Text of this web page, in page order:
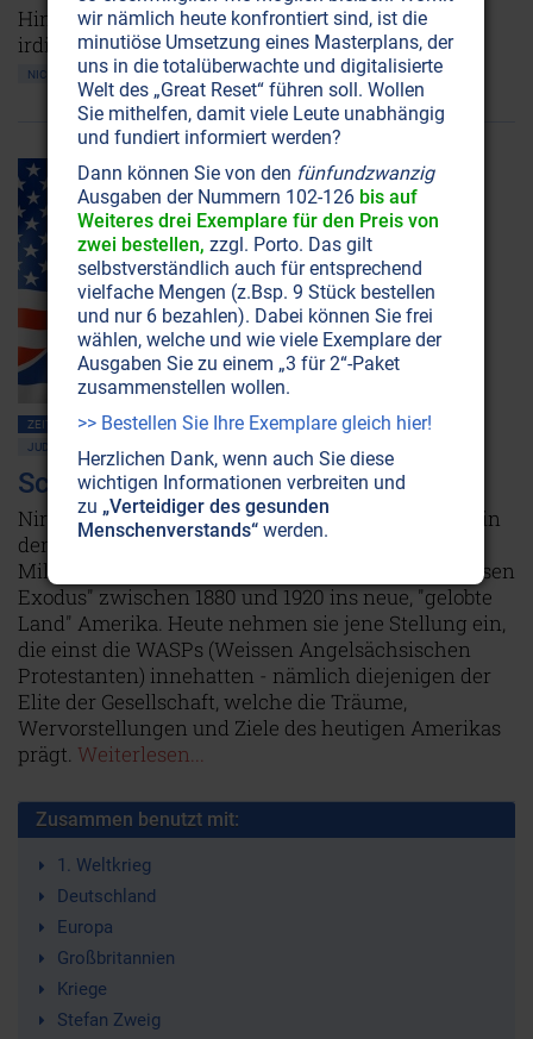
Himmlische Armeen sollen immer wieder in
irdische Kriege eingegriffen haben.
NICHT ONLINE VERFÜGBAR AUSGABE BESTELLEN
ZEITENSCHRIFT NR. 25, S.42 AMERIKA
GESELLSCHAFT ALLGEMEIN
JUDENTUM
Schalom, freies Amerika!
Nirgendwo auf der Welt leben so viele Juden wie in
der USA: nämlich 5.8 Millionen - gegenüber 4.6
Millionen in Israel. Die meisten kamen beim "grossen
Exodus" zwischen 1880 und 1920 ins neue, "gelobte
Land" Amerika. Heute nehmen sie jene Stellung ein,
die einst die WASPs (Weissen Angelsächsischen
Protestanten) innehatten - nämlich diejenigen der
Elite der Gesellschaft, welche die Träume,
Wervorstellungen und Ziele des heutigen Amerikas
prägt. Weiterlesen...
Zusammen benutzt mit:
1. Weltkrieg
Deutschland
Europa
Großbritannien
Kriege
Stefan Zweig
wir nämlich heute konfrontiert sind, ist die
minutiöse Umsetzung eines Masterplans, der
uns in die totalüberwachte und digitalisierte
Welt des „Great Reset“ führen soll. Wollen
Sie mithelfen, damit viele Leute unabhängig
und fundiert informiert werden?
Dann können Sie von den fünfundzwanzig
Ausgaben der Nummern 102-126 bis auf
Weiteres drei Exemplare für den Preis von
zwei bestellen, zzgl. Porto. Das gilt
selbstverständlich auch für entsprechend
vielfache Mengen (z.Bsp. 9 Stück bestellen
und nur 6 bezahlen). Dabei können Sie frei
wählen, welche und wie viele Exemplare der
Ausgaben Sie zu einem „3 für 2“-Paket
zusammenstellen wollen.
>> Bestellen Sie Ihre Exemplare gleich hier!
Herzlichen Dank, wenn auch Sie diese
wichtigen Informationen verbreiten und
zu „Verteidiger des gesunden
Menschenverstands“ werden.